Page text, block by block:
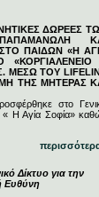
ΔΩΡΕΕΣ
ΠΑΙΔΩΝ «Η
«ΚΟΡΓΙΑΛΕΝΕΙΟ
ΜΕΣΩ ΤΟΥ
ΤΗΣ ΜΗΤΕΡΑΣ
στο
« Η Αγία Σοφία»
Δίκτυο για την
Ευθύνη